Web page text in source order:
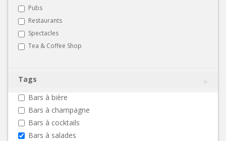
Pubs
Restaurants
Spectacles
Tea & Coffee Shop
Tags
Bars à bière
Bars à champagne
Bars à cocktails
Bars à salades